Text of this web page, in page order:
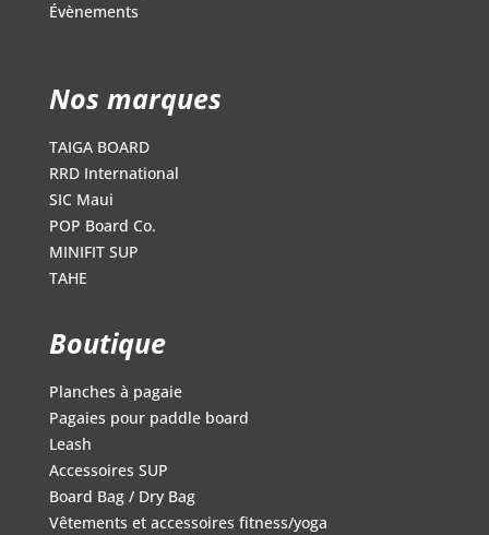
Évènements
Nos marques
TAIGA BOARD
RRD International
SIC Maui
POP Board Co.
MINIFIT SUP
TAHE
Boutique
Planches à pagaie
Pagaies pour paddle board
Leash
Accessoires SUP
Board Bag / Dry Bag
Vêtements et accessoires fitness/yoga